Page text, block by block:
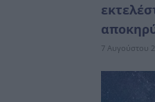
7 Αυγούστου